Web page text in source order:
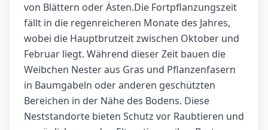
von Blättern oder Ästen.Die Fortpflanzungszeit
fällt in die regenreicheren Monate des Jahres,
wobei die Hauptbrutzeit zwischen Oktober und
Februar liegt. Während dieser Zeit bauen die
Weibchen Nester aus Gras und Pflanzenfasern
in Baumgabeln oder anderen geschützten
Bereichen in der Nähe des Bodens. Diese
Neststandorte bieten Schutz vor Raubtieren und